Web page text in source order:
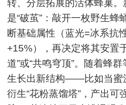
转、分层拓展的活体蜂巢
是“破茧”：敲开一枚野生蜂
断基础属性（蓝光=冰系抗
+15%），再决定将其安置
道”或“共鸣穹顶”。随着蜂
生长出新结构——比如当蜜
衍生“花粉蒸馏塔”，产出可